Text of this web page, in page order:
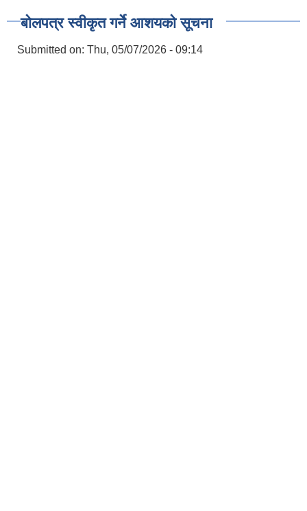
बोलपत्र स्वीकृत गर्ने आशयको सूचना
Submitted on: Thu, 05/07/2026 - 09:14